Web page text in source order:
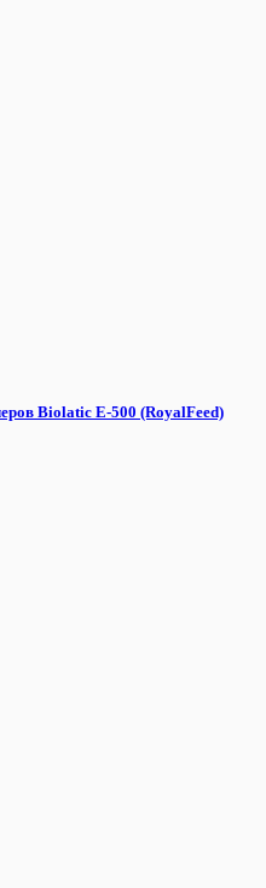
Biolatic E-500 (RoyalFeed)